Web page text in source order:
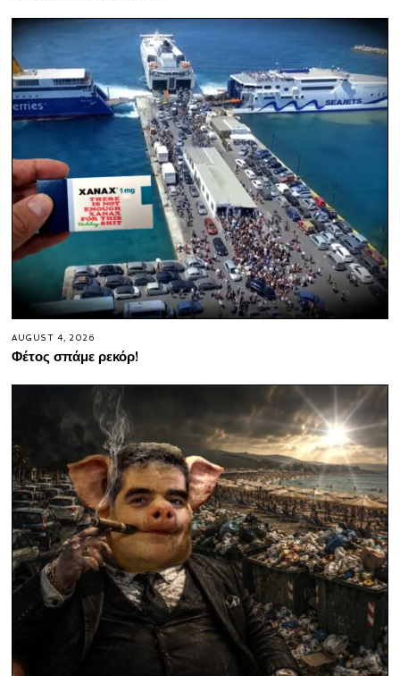
AUGUST 4, 2026
Φέτος σπάμε ρεκόρ!